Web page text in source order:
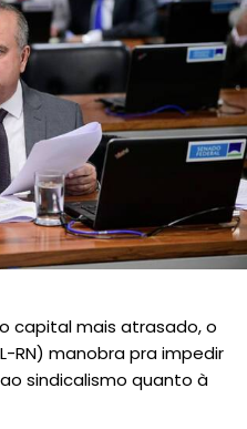
capital mais atrasado, o
RN) manobra pra impedir
sindicalismo quanto à